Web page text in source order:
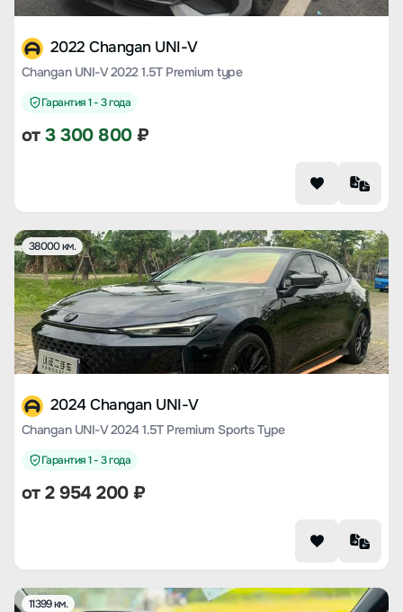
2022 Changan UNI-V
Changan UNI-V 2022 1.5T Premium type
Гарантия 1 - 3 года
от3 300 800₽
38000 км.
2024 Changan UNI-V
Changan UNI-V 2024 1.5T Premium Sports Type
Гарантия 1 - 3 года
от2 954 200₽
11399 км.